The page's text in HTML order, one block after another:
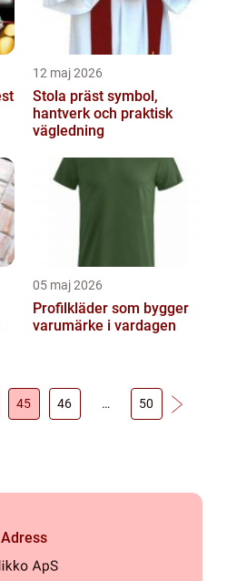
12 maj 2026
Stola präst symbol,
hantverk och praktisk
vägledning
05 maj 2026
Profilkläder som bygger
varumärke i vardagen
45 46 … 50
Adress